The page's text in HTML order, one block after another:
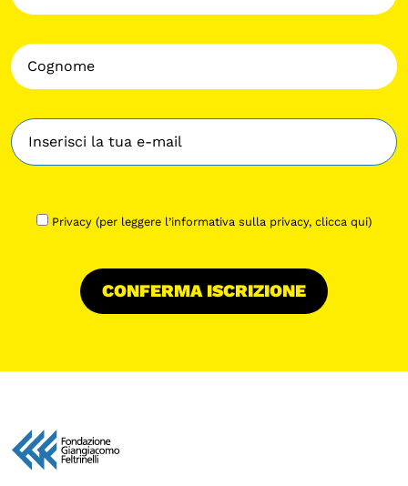
Privacy (per leggere l’informativa sulla privacy, clicca qui)